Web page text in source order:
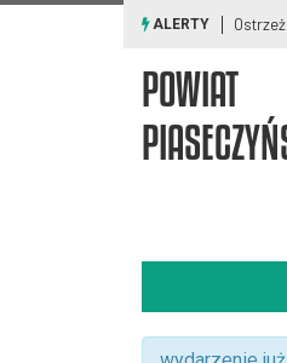
ALERTY
POWIAT